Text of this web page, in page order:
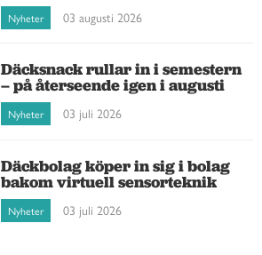
Nyheter 03 augusti 2026
Däcksnack rullar in i semestern
– på återseende igen i augusti
Nyheter 03 juli 2026
Däckbolag köper in sig i bolag
bakom virtuell sensorteknik
Nyheter 03 juli 2026